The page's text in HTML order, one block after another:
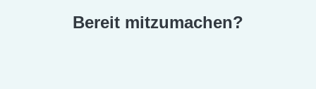
Bereit mitzumachen?